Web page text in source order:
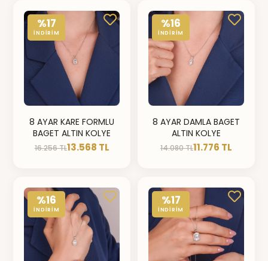
%17
İNDİRİM
8 AYAR KARE FORMLU
BAGET ALTIN KOLYE
16.256 TL13.568 TL
%16
İNDİRİM
8 AYAR DAMLA BAGET
ALTIN KOLYE
14.080 TL11.776 TL
%16
İNDİRİM
%17
İNDİRİM